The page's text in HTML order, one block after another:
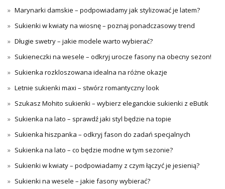
Marynarki damskie – podpowiadamy jak stylizować je latem?
Sukienki w kwiaty na wiosnę – poznaj ponadczasowy trend
Długie swetry – jakie modele warto wybierać?
Sukieneczki na wesele – odkryj urocze fasony na obecny sezon!
Sukienka rozkloszowana idealna na różne okazje
Letnie sukienki maxi – stwórz romantyczny look
Szukasz Mohito sukienki – wybierz eleganckie sukienki z eButik
Sukienka na lato – sprawdź jaki styl będzie na topie
Sukienka hiszpanka – odkryj fason do zadań specjalnych
Sukienka na lato – co będzie modne w tym sezonie?
Sukienki w kwiaty – podpowiadamy z czym łączyć je jesienią?
Sukienki na wesele – jakie fasony wybierać?